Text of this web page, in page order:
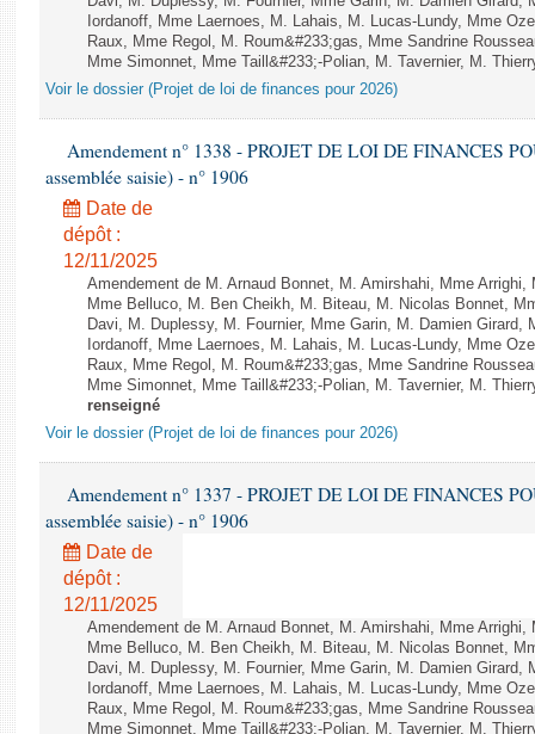
Iordanoff, Mme Laernoes, M. Lahais, M. Lucas-Lundy, Mme
Raux, Mme Regol, M. Roum&#233;gas, Mme Sandrine
Mme Simonnet, Mme Taill&#233;-Polian, M. Tavernier, M.
Voir le dossier (Projet de loi de finances pour 2026)
Amendement n° 1338 - PROJET DE LOI DE FINANCES
assemblée saisie) - n° 1906
Date de
dépôt :
12/11/2025
Amendement de M. Arnaud Bonnet, M. Amirshahi, Mme
Mme Belluco, M. Ben Cheikh, M. Biteau, M. Nicolas Bonnet,
Davi, M. Duplessy, M. Fournier, Mme Garin, M. Damien Girard,
Iordanoff, Mme Laernoes, M. Lahais, M. Lucas-Lundy, Mme
Raux, Mme Regol, M. Roum&#233;gas, Mme Sandrine
Mme Simonnet, Mme Taill&#233;-Polian, M. Tavernier, M.
renseigné
Voir le dossier (Projet de loi de finances pour 2026)
Amendement n° 1337 - PROJET DE LOI DE FINANCES
assemblée saisie) - n° 1906
Date de
dépôt :
12/11/2025
Amendement de M. Arnaud Bonnet, M. Amirshahi, Mme
Mme Belluco, M. Ben Cheikh, M. Biteau, M. Nicolas Bonnet,
Davi, M. Duplessy, M. Fournier, Mme Garin, M. Damien Girard,
Iordanoff, Mme Laernoes, M. Lahais, M. Lucas-Lundy, Mme
Raux, Mme Regol, M. Roum&#233;gas, Mme Sandrine
Mme Simonnet, Mme Taill&#233;-Polian, M. Tavernier, M.